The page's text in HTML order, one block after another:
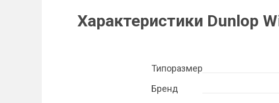
Характеристики Dunlop
Типоразмер
Бренд